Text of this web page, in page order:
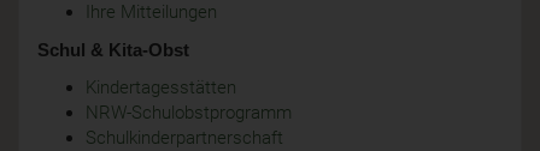
Ihre Mitteilungen
Schul & Kita-Obst
Kindertagesstätten
NRW-Schulobstprogramm
Schulkinderpartnerschaft